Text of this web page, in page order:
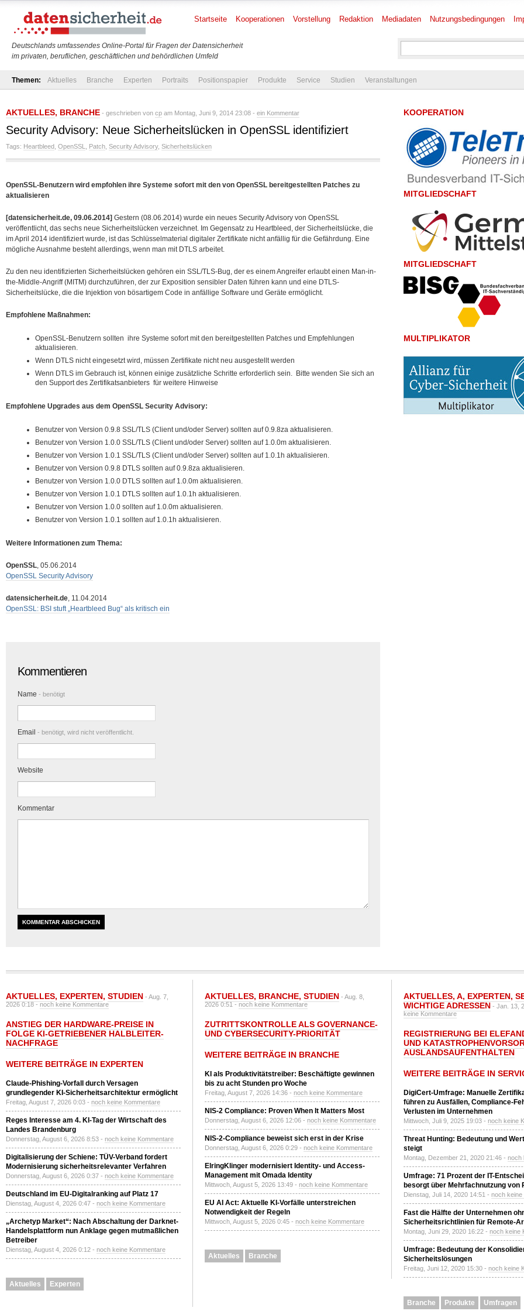
Deutschlands umfassendes Online-Portal für Fragen der Datensicherheit
im privaten, beruflichen, geschäftlichen und behördlichen Umfeld
Startseite Kooperationen Vorstellung Redaktion Mediadaten Nutzungsbedingungen
Themen: Aktuelles Branche Experten Portraits Positionspapier Produkte Service Studien Veranstaltungen
AKTUELLES, BRANCHE - geschrieben von cp am Montag, Juni 9, 2014 23:08 - ein Kommentar
Security Advisory: Neue Sicherheitslücken in OpenSSL identifiziert
Tags: Heartbleed OpenSSL Patch Security Advisory, Sicherheitslücken
OpenSSL-Benutzern wird empfohlen ihre Systeme sofort mit den von OpenSSL bereitgestellten Patches zu
aktualisieren
[datensicherheit.de, 09.06.2014] Gestern (08.06.2014) wurde ein neues Security Advisory von OpenSSL
veröffentlicht, das sechs neue Sicherheitslücken verzeichnet. Im Gegensatz zu Heartbleed, der Sicherheitslücke, die
im April 2014 identifiziert wurde, ist das Schlüsselmaterial digitaler Zertifikate nicht anfällig für die Gefährdung. Eine
mögliche Ausnahme besteht allerdings, wenn man mit DTLS arbeitet.
Zu den neu identifizierten Sicherheitslücken gehören ein SSL/TLS-Bug, der es einem Angreifer erlaubt einen Man-in-
the-Middle-Angriff (MITM) durchzuführen, der zur Exposition sensibler Daten führen kann und eine DTLS-
Sicherheitslücke, die die Injektion von bösartigem Code in anfällige Software und Geräte ermöglicht.
Empfohlene Maßnahmen:
OpenSSL-Benutzern sollten ihre Systeme sofort mit den bereitgestellten Patches und Empfehlungen
aktualisieren.
Wenn DTLS nicht eingesetzt wird, müssen Zertifikate nicht neu ausgestellt werden
Wenn DTLS im Gebrauch ist, können einige zusätzliche Schritte erforderlich sein. Bitte wenden Sie sich an
den Support des Zertifikatsanbieters für weitere Hinweise
Empfohlene Upgrades aus dem OpenSSL Security Advisory:
Benutzer von Version 0.9.8 SSL/TLS (Client und/oder Server) sollten auf 0.9.8za aktualisieren.
Benutzer von Version 1.0.0 SSL/TLS (Client und/oder Server) sollten auf 1.0.0m aktualisieren.
Benutzer von Version 1.0.1 SSL/TLS (Client und/oder Server) sollten auf 1.0.1h aktualisieren.
Benutzer von Version 0.9.8 DTLS sollten auf 0.9.8za aktualisieren.
Benutzer von Version 1.0.0 DTLS sollten auf 1.0.0m aktualisieren.
Benutzer von Version 1.0.1 DTLS sollten auf 1.0.1h aktualisieren.
Benutzer von Version 1.0.0 sollten auf 1.0.0m aktualisieren.
Benutzer von Version 1.0.1 sollten auf 1.0.1h aktualisieren.
Weitere Informationen zum Thema:
OpenSSL, 05.06.2014
OpenSSL Security Advisory
datensicherheit.de, 11.04.2014
OpenSSL: BSI stuft „Heartbleed Bug“ als kritisch ein
Kommentieren
Name - benötigt
Email - benötigt, wird nicht veröffentlicht.
Website
Kommentar
KOOPERATION
MITGLIEDSCHAFT
MITGLIEDSCHAFT
MULTIPLIKATOR
AKTUELLES, EXPERTEN, STUDIEN - Aug. 7,
2026 0:18 -noch keine Kommentare
ANSTIEG DER HARDWARE-PREISE IN
FOLGE KI-GETRIEBENER HALBLEITER-
NACHFRAGE
WEITERE BEITRÄGE IN EXPERTEN
Claude-Phishing-Vorfall durch Versagen
grundlegender KI-Sicherheitsarchitektur ermöglicht
Freitag, August 7, 2026 0:03 - noch keine Kommentare
Reges Interesse am 4. KI-Tag der Wirtschaft des
Landes Brandenburg
Donnerstag, August 6, 2026 8:53 - noch keine Kommentare
Digitalisierung der Schiene: TÜV-Verband fordert
Modernisierung sicherheitsrelevanter Verfahren
Donnerstag, August 6, 2026 0:37 - noch keine Kommentare
Deutschland im EU-Digitalranking auf Platz 17
Dienstag, August 4, 2026 0:47 - noch keine Kommentare
„Archetyp Market“: Nach Abschaltung der Darknet-
Handelsplattform nun Anklage gegen mutmaßlichen
Betreiber
Dienstag, August 4, 2026 0:12 - noch keine Kommentare
Aktuelles Experten
AKTUELLES, BRANCHE, STUDIEN - Aug. 8,
2026 0:51 -noch keine Kommentare
ZUTRITTSKONTROLLE ALS GOVERNANCE-
UND CYBERSECURITY-PRIORITÄT
WEITERE BEITRÄGE IN BRANCHE
KI als Produktivitätstreiber: Beschäftigte gewinnen
bis zu acht Stunden pro Woche
Freitag, August 7, 2026 14:36 - noch keine Kommentare
NIS-2 Compliance: Proven When It Matters Most
Donnerstag, August 6, 2026 12:06 - noch keine Kommentare
NIS-2-Compliance beweist sich erst in der Krise
Donnerstag, August 6, 2026 0:29 - noch keine Kommentare
ElringKlinger modernisiert Identity- und Access-
Management mit Omada Identity
Mittwoch, August 5, 2026 13:49 - noch keine Kommentare
EU AI Act: Aktuelle KI-Vorfälle unterstreichen
Notwendigkeit der Regeln
Mittwoch, August 5, 2026 0:45 - noch keine Kommentare
Aktuelles Branche
AKTUELLES, A, EXPERTEN,
WICHTIGE ADRESSEN - Jan. 13,
keine Kommentare
REGISTRIERUNG BEI
UND
AUSLANDSAUFENTHALTEN
WEITERE BEITRÄGE IN
DigiCert-Umfrage: Manuelle
führen zu Ausfällen, Compliance-
Verlusten im Unternehmen
Mittwoch, Juli 9, 2025 19:03 - noch keine
Threat Hunting: Bedeutung und
steigt
Montag, Dezember 21, 2020 21:46 - noch
Umfrage: 71 Prozent der IT-
besorgt über Mehrfachnutzung von
Dienstag, Juli 14, 2020 14:51 - noch keine
Fast die Hälfte der Unternehmen
Sicherheitsrichtlinien für Remote-
Montag, Juni 29, 2020 16:22 - noch keine
Umfrage: Bedeutung der
Sicherheitslösungen
Freitag, Juni 12, 2020 15:30 - noch keine
Branche Produkte Umfragen